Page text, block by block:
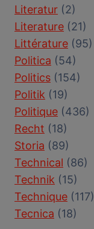
Literatur (2)
Literature (21)
Littérature (95)
Politica (54)
Politics (154)
Politik (19)
Politique (436)
Recht (18)
Storia (89)
Technical (86)
Technik (15)
Technique (117)
Tecnica (18)